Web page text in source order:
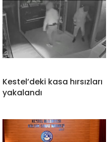
Kestel’deki kasa hırsızları
yakalandı